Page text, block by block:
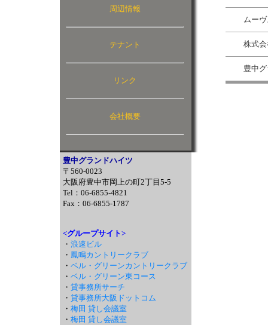
ムー
株式
豊中
周辺情報
テナント
リンク
会社概要
豊中グランドハイツ
〒560-0023
大阪府豊中市岡上の町2丁目5-5
Tel：06-6855-4821
Fax：06-6855-1787
<グループサイト>
・ 浪速ビル
・ 鳳鳴カントリークラブ
・ ベル・グリーンカントリークラブ
・ ベル・グリーン東コース
・ 貸事務所サーチ
・ 貸事務所大阪ドットコム
・ 梅田 貸し会議室
・ 梅田 貸し会議室